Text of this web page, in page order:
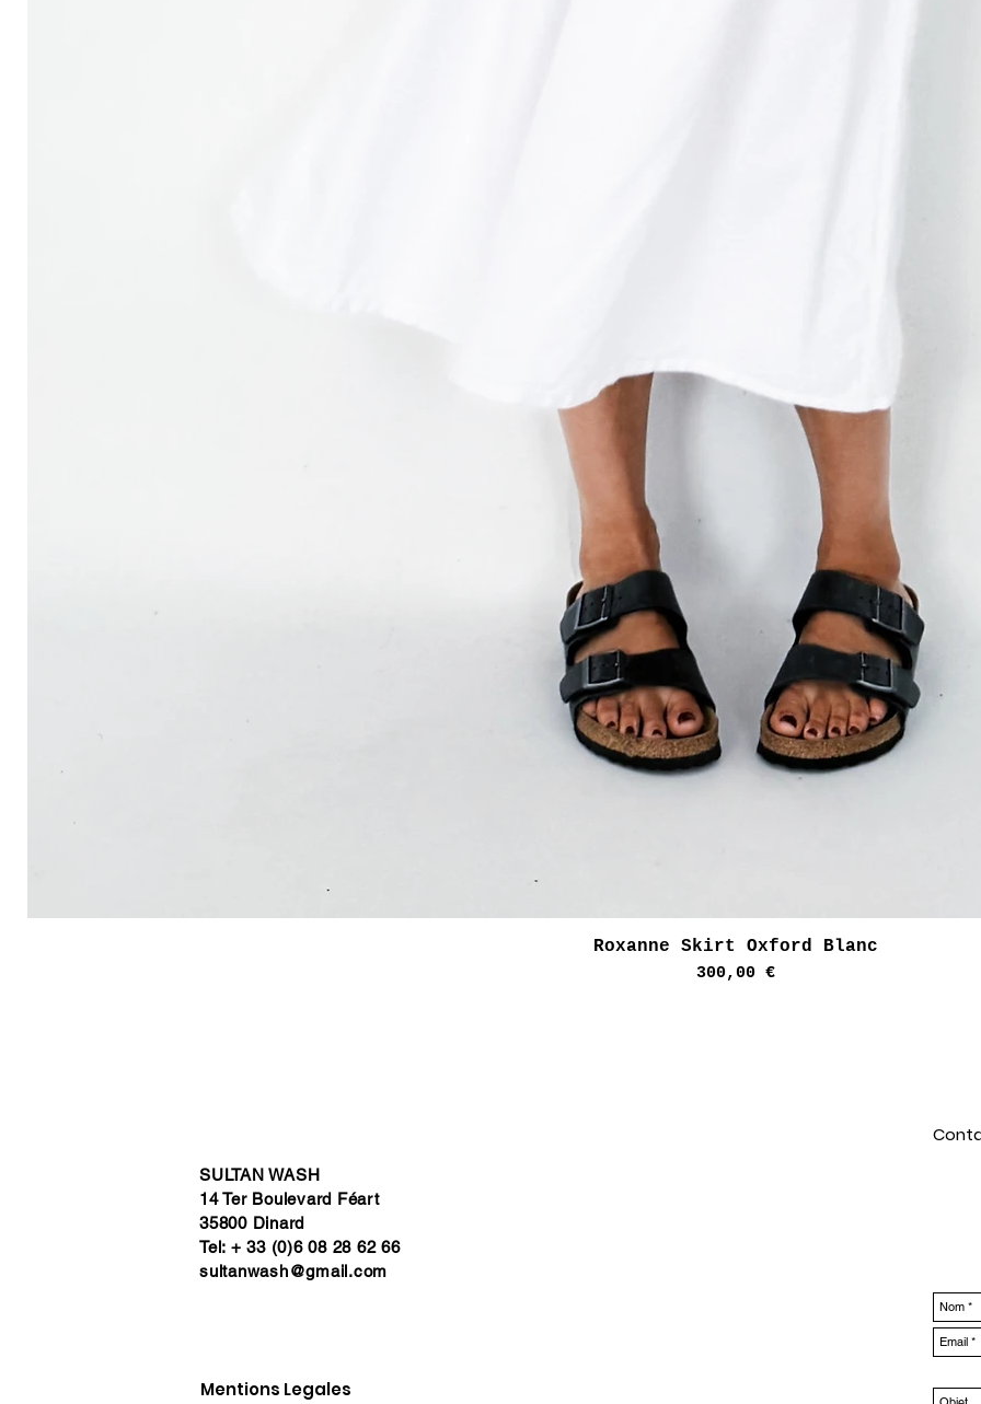
Aperçu rapide
Roxanne Skirt Oxford Blanc
Prix
300,00 €
SULTAN WASH
14 Ter Boulevard Féart
35800 Dinard
Tel: + 33 (0)6 08 28 62 66
sultanwash@gmail.com
Mentions Legales